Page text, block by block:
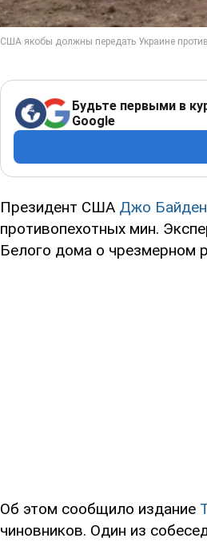
Будьте первыми в
Google
Президент США Джо Байден
противопехотных мин.
Белого дома о чрезмерном
Об этом сообщило издание
чиновников. Один из